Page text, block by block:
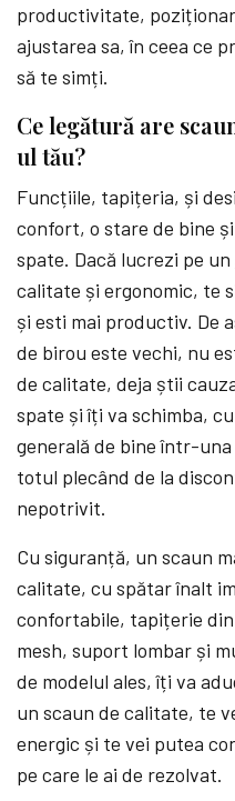
productivitate,
ajustarea sa, în ceea ce
să te simți.
Ce legătură are
ul tău?
Funcțiile, tapițeria, și
confort, o stare de bine
spate. Dacă lucrezi pe un
calitate și ergonomic, te
și esti mai productiv. De
de birou este vechi, nu
de calitate, deja știi
spate și îți va schimba,
generală de bine într-
totul plecând de la
nepotrivit.
Cu siguranță, un scaun
calitate, cu spătar înalt
confortabile, tapițerie
mesh, suport lombar și
de modelul ales, îți va
un scaun de calitate, te
energic și te vei putea
pe care le ai de rezolvat.